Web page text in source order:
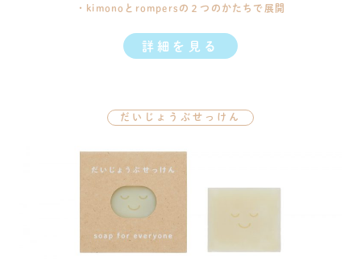
・kimonoとrompersの２つのかたちで展開
詳細を見る
だいじょうぶせっけん